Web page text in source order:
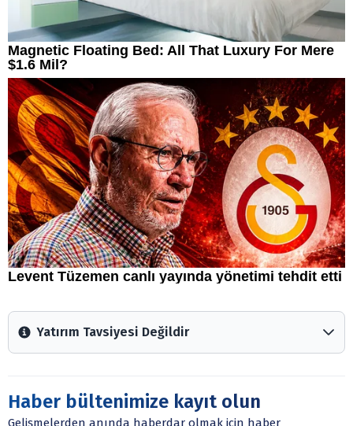
Yatırım Tavsiyesi Değildir
Arztakvimi.com.tr içerisinde yayınlanan bilgiler, yorumlar
Sitede yer alan tüm içerikler kişisel görüşlere
dayanmaktadır. Yatırım danışmanlığı hizmeti; aracı
Haber bültenimize kayıt olun
Gelişmelerden anında haberdar olmak için haber